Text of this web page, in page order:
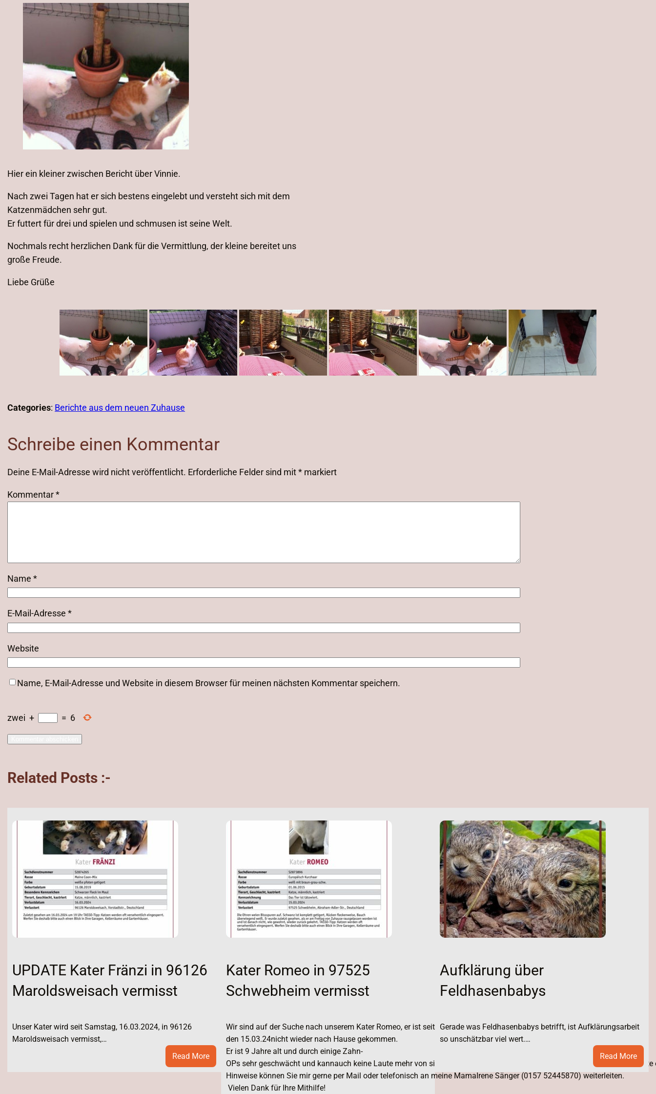
Hier ein kleiner zwischen Bericht über Vinnie.
Nach zwei Tagen hat er sich bestens eingelebt und versteht sich mit dem
Katzenmädchen sehr gut.
Er futtert für drei und spielen und schmusen ist seine Welt.
Nochmals recht herzlichen Dank für die Vermittlung, der kleine bereitet uns
große Freude.
Liebe Grüße
Categories: Berichte aus dem neuen Zuhause
Schreibe einen Kommentar
Deine E-Mail-Adresse wird nicht veröffentlicht. Erforderliche Felder sind mit* markiert
Kommentar*
Name*
E-Mail-Adresse*
Website
Name, E-Mail-Adresse und Website in diesem Browser für meinen nächsten Kommentar speichern.
zwei + = 6
Related Posts :-
UPDATE Kater Fränzi in 96126
Maroldsweisach vermisst
Unser Kater wird seit Samstag, 16.03.2024, in 96126
Maroldsweisach vermisst,…
Read More:
UPDATE
Kater
Kater Romeo in 97525
Schwebheim vermisst
Wir sind auf der Suche nach unserem Kater Romeo, er ist seit Freitag
den 15.03.24nicht wieder nach Hause gekommen.
Er ist 9 Jahre alt und durch einige Zahn-
OPs sehr geschwächt und kannauch keine Laute mehr von sich geben, daher nicht mehr auf sichaufmerksam machen, sollte
Hinweise können Sie mir gerne per Mail oder telefonisch an meine MamaIrene Sänger (0157 52445870) weiterleiten.
Vielen Dank für Ihre Mithilfe!
Aufklärung über
Feldhasenbabys
Gerade was Feldhasenbabys betrifft, ist Aufklärungsarbeit
so unschätzbar viel wert.…
Read More: